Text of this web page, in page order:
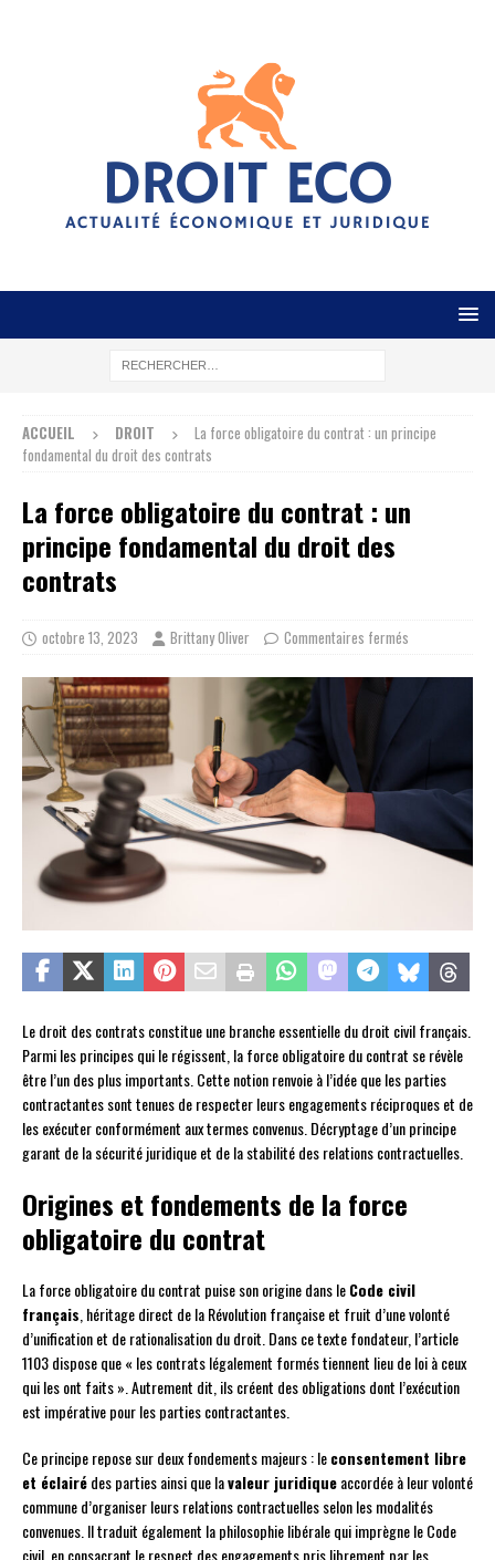
ACCUEIL DROIT
La force obligatoire du contrat : un principe
fondamental du droit des contrats
La force obligatoire du contrat : un
principe fondamental du droit des
contrats
octobre 13, 2023 Brittany Oliver Commentaires fermés
Le droit des contrats constitue une branche essentielle du droit civil français.
Parmi les principes qui le régissent, la force obligatoire du contrat se révèle
être l’un des plus importants. Cette notion renvoie à l’idée que les parties
contractantes sont tenues de respecter leurs engagements réciproques et de
les exécuter conformément aux termes convenus. Décryptage d’un principe
garant de la sécurité juridique et de la stabilité des relations contractuelles.
Origines et fondements de la force
obligatoire du contrat
La force obligatoire du contrat puise son origine dans leCode civil
français, héritage direct de la Révolution française et fruit d’une volonté
d’unification et de rationalisation du droit. Dans ce texte fondateur, l’article
1103 dispose que « les contrats légalement formés tiennent lieu de loi à ceux
qui les ont faits ». Autrement dit, ils créent des obligations dont l’exécution
est impérative pour les parties contractantes.
Ce principe repose sur deux fondements majeurs : leconsentement libre
et éclairédes parties ainsi que lavaleur juridiqueaccordée à leur volonté
commune d’organiser leurs relations contractuelles selon les modalités
convenues. Il traduit également la philosophie libérale qui imprègne le Code
civil, en consacrant le respect des engagements pris librement par les